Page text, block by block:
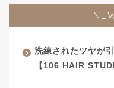
洗練されたツヤが
【106 HAIR